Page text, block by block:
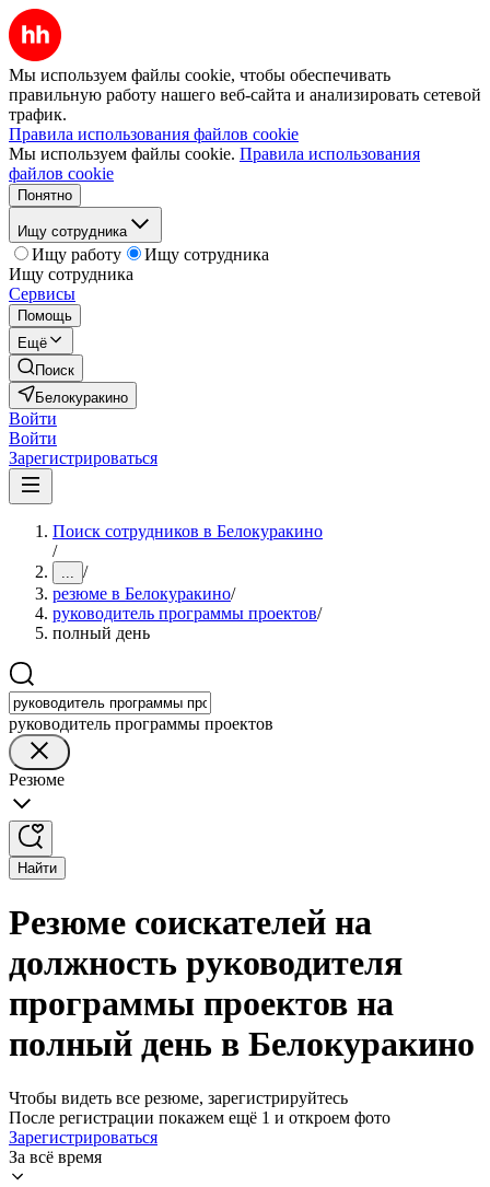
Мы используем файлы cookie, чтобы обеспечивать
правильную работу нашего веб-сайта и анализировать сетевой
трафик.
Правила использования файлов cookie
Мы используем файлы cookie. Правила использования
файлов cookie
Понятно
Ищу сотрудника
Ищу работу
Ищу сотрудника
Ищу сотрудника
Сервисы
Помощь
Ещё
Поиск
Белокуракино
Войти
Войти
Зарегистрироваться
Поиск сотрудников в Белокуракино
/
... /
резюме в Белокуракино/
руководитель программы проектов/
полный день
руководитель программы проектов
Резюме
Найти
Резюме соискателей на
должность руководителя
программы проектов на
полный день в Белокуракино
Чтобы видеть все резюме, зарегистрируйтесь
После регистрации покажем ещё 1 и откроем фото
Зарегистрироваться
За всё время